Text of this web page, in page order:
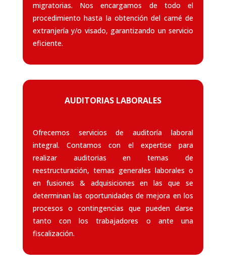
migratorias. Nos encargamos de todo el
procedimiento hasta la obtención del carné de
extranjería y/o visado, garantizando un servicio
eficiente.
AUDITORIAS LABORALES
Ofrecemos servicios de auditoría laboral
integral. Contamos con el expertise para
realizar auditorias en temas de
reestructuración, temas generales laborales o
en fusiones & adquisiciones en las que se
determinan las oportunidades de mejora en los
procesos o contingencias que pueden darse
tanto con los trabajadores o ante una
fiscalización.